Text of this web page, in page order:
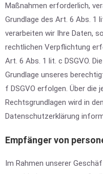
Maßnahmen erforderlich,
Grundlage des Art. 6 Abs. 1
verarbeiten wir Ihre Daten,
rechtlichen Verpflichtung
Art. 6 Abs. 1 lit. c DSGVO.
Grundlage unseres
f DSGVO erfolgen. Über die
Rechtsgrundlagen wird in
Datenschutzerklärung
Empfänger von
Im Rahmen unserer